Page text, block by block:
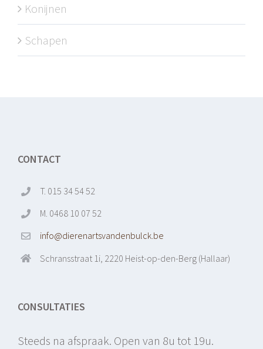
Konijnen
Schapen
CONTACT
T. 015 34 54 52
M. 0468 10 07 52
info@dierenartsvandenbulck.be
Schransstraat 1i, 2220 Heist-op-den-Berg (Hallaar)
CONSULTATIES
Steeds na afspraak. Open van 8u tot 19u.